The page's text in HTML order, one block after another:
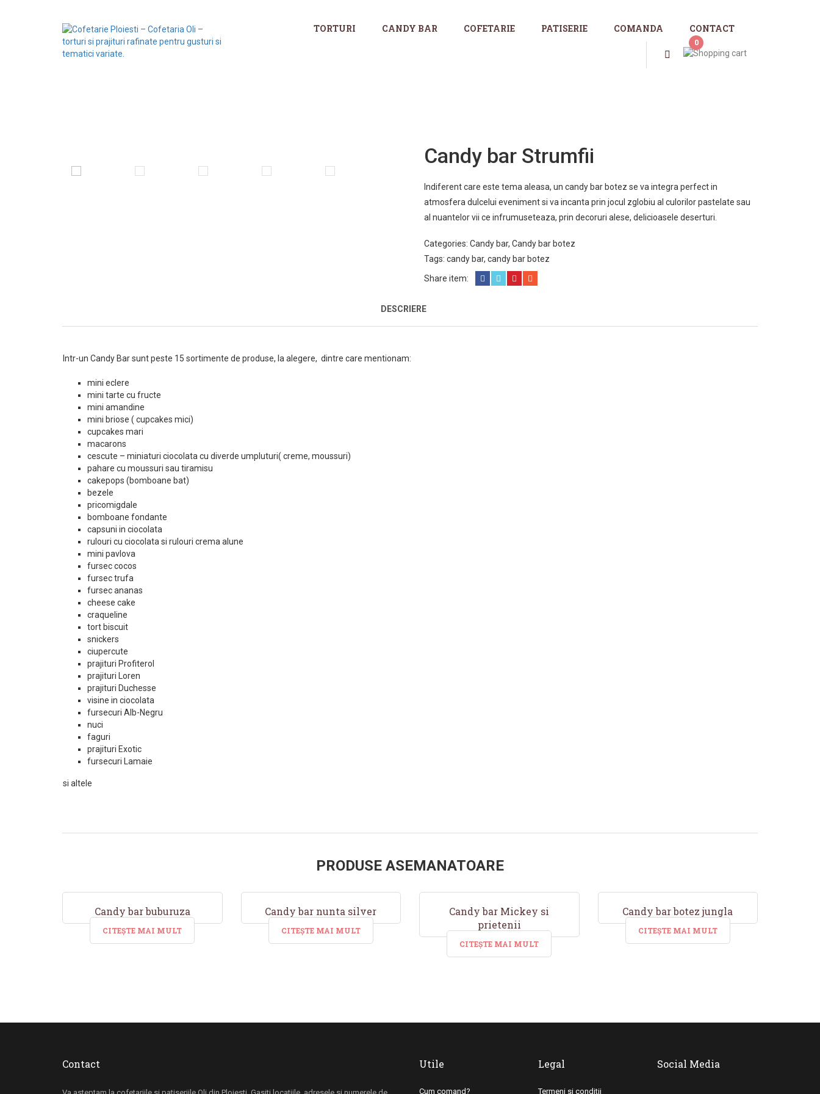
TORTURI CANDY BAR COFETARIE PATISERIE COMANDA CONTACT
0
Candy bar Strumfii
Indiferent care este tema aleasa, un candy bar botez se va integra perfect in
atmosfera dulcelui eveniment si va incanta prin jocul zglobiu al culorilor pastelate sau
al nuantelor vii ce infrumuseteaza, prin decoruri alese, delicioasele deserturi.
Categories: Candy bar, Candy bar botez
Tags: candy bar, candy bar botez
Share item:
DESCRIERE
Intr-un Candy Bar sunt peste 15 sortimente de produse, la alegere, dintre care mentionam:
mini eclere
mini tarte cu fructe
mini amandine
mini briose ( cupcakes mici)
cupcakes mari
macarons
cescute – miniaturi ciocolata cu diverde umpluturi( creme, moussuri)
pahare cu moussuri sau tiramisu
cakepops (bomboane bat)
bezele
pricomigdale
bomboane fondante
capsuni in ciocolata
rulouri cu ciocolata si rulouri crema alune
mini pavlova
fursec cocos
fursec trufa
fursec ananas
cheese cake
craqueline
tort biscuit
snickers
ciupercute
prajituri Profiterol
prajituri Loren
prajituri Duchesse
visine in ciocolata
fursecuri Alb-Negru
nuci
faguri
prajituri Exotic
fursecuri Lamaie
si altele
PRODUSE ASEMANATOARE
Candy bar buburuza
CITEȘTE MAI MULT
Candy bar nunta silver
CITEȘTE MAI MULT
Candy bar Mickey si
prietenii
CITEȘTE MAI MULT
Candy bar botez jungla
CITEȘTE MAI MULT
Contact Utile
Cum comand?
Legal
Termeni si conditii
Social Media